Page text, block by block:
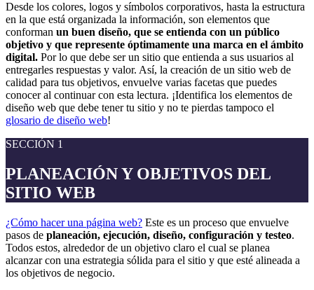
Desde los colores, logos y símbolos corporativos, hasta la estructura
en la que está organizada la información, son elementos que
conforman un buen diseño, que se entienda con un público
objetivo y que represente óptimamente una marca en el ámbito
digital. Por lo que debe ser un sitio que entienda a sus usuarios al
entregarles respuestas y valor. Así, la creación de un sitio web de
calidad para tus objetivos, envuelve varias facetas que puedes
conocer al continuar con esta lectura. ¡Identifica los elementos de
diseño web que debe tener tu sitio y no te pierdas tampoco el
glosario de diseño web!
SECCIÓN 1
PLANEACIÓN Y OBJETIVOS DEL
SITIO WEB
¿Cómo hacer una página web? Este es un proceso que envuelve
pasos de planeación, ejecución, diseño, configuración y testeo.
Todos estos, alrededor de un objetivo claro el cual se planea
alcanzar con una estrategia sólida para el sitio y que esté alineada a
los objetivos de negocio.